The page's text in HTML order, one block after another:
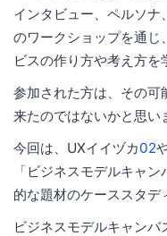
インタビュー、ペルソ
のワークショップを通じ
ビスの作り方や考え方を
参加された方は、その可
来たのではないかと思い
今回は、UXイイヅカ02
「ビジネスモデルキャ
的な題材のケーススタデ
ビジネスモデルキャン